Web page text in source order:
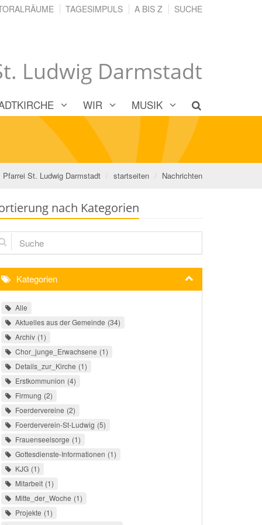
Ludwig Darmstadt
TAGESIMPULS A BIS Z SUCHE
WIR MUSIK
Pfarrei St. Ludwig Darmstadt startseiten Nachrichten
nach Kategorien
Kategorien
Alle
Aktuelles aus der Gemeinde 34
Archiv 1
Chor_junge_Erwachsene 1
Details_zur_Kirche 1
Erstkommunion 4
Firmung 2
Foerdervereine 2
Foerderverein-St-Ludwig 5
Frauenseelsorge 1
Gottesdienste-Informationen 1
KJG 1
Mitarbeit 1
Mitte_der_Woche 1
Projekte 1